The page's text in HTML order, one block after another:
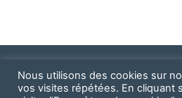
Nous utilisons des cookies sur
vos visites répétées. En cliquant